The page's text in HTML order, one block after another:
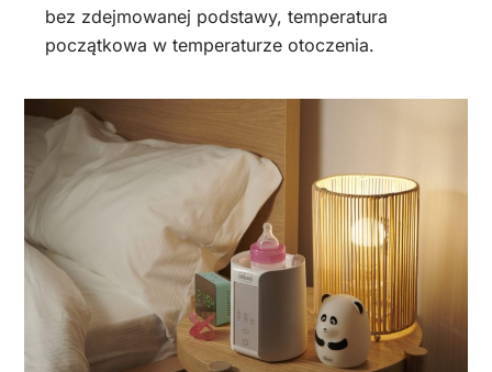
bez zdejmowanej podstawy, temperatura
początkowa w temperaturze otoczenia.